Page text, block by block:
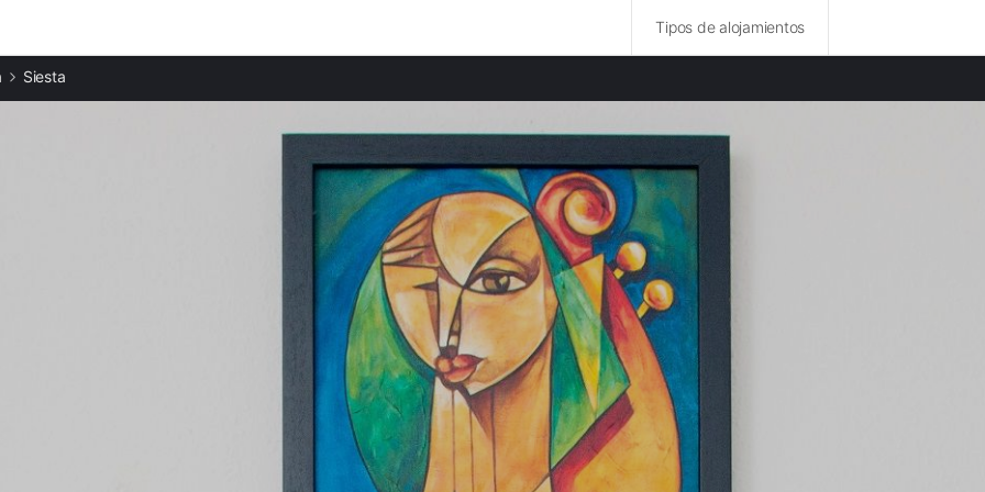
Tipos de alojamientos
Apartamentos en Santa Eulària des Riu
Apartamentos en Valverde
Apartamentos en Santa Gertrudis de Fruitera
Siesta